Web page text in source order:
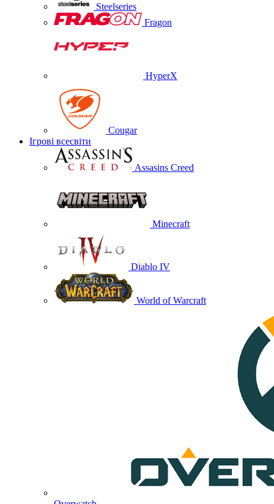
Steelseries
Fragon
HyperX
Cougar
Ігрові всесвіти
Assasins Creed
Minecraft
Diablo IV
World of Warcraft